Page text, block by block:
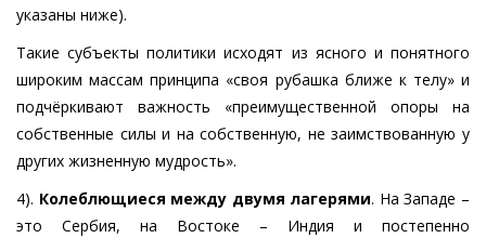
указаны ниже).
Такие субъекты политики исходят из ясного и понятного
широким массам принципа «своя рубашка ближе к телу» и
подчёркивают важность «преимущественной опоры на
собственные силы и на собственную, не заимствованную у
других жизненную мудрость».
4). Колеблющиеся между двумя лагерями. На Западе –
это Сербия, на Востоке – Индия и постепенно